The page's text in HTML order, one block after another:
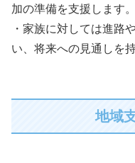
加の準備を支援します。
・家族に対しては進路
い、将来への見通しを
地域